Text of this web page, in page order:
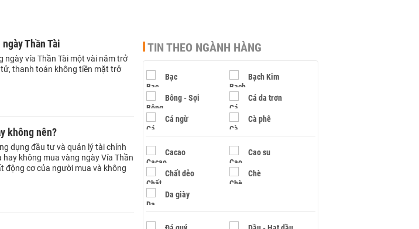
Thần Tài
vía Thần Tài một vài năm trở
thanh toán không tiền mặt trở
không nên?
dụng đầu tư và quản lý tài chính
không mua vàng ngày Vía Thần
động cơ của người mua và không
TIN THEO NGÀNH HÀNG
Bạc Bạch Kim
Bông - Sợi Cá da trơn
Cá ngừ Cà phê
Cacao Cao su
Chất dẻo Chè
Da giày